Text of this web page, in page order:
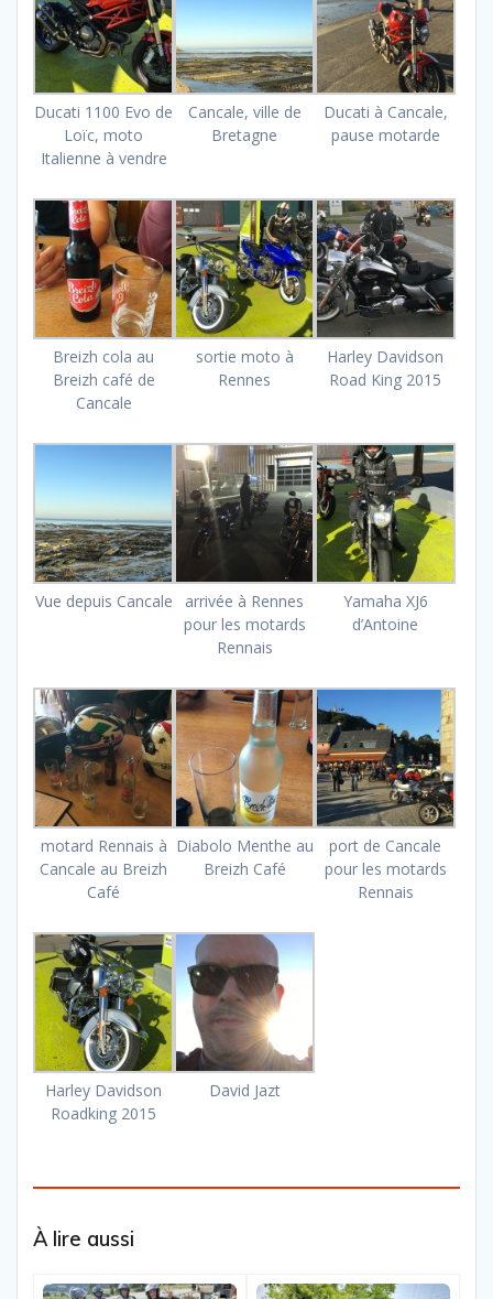
Ducati 1100 Evo de
Loïc, moto
Italienne à vendre
Cancale, ville de
Bretagne
Ducati à Cancale,
pause motarde
Breizh cola au
Breizh café de
Cancale
sortie moto à
Rennes
Harley Davidson
Road King 2015
Vue depuis Cancale
arrivée à Rennes
pour les motards
Rennais
Yamaha XJ6
d’Antoine
motard Rennais à
Cancale au Breizh
Café
Diabolo Menthe au
Breizh Café
port de Cancale
pour les motards
Rennais
Harley Davidson
Roadking 2015
David Jazt
À lire aussi